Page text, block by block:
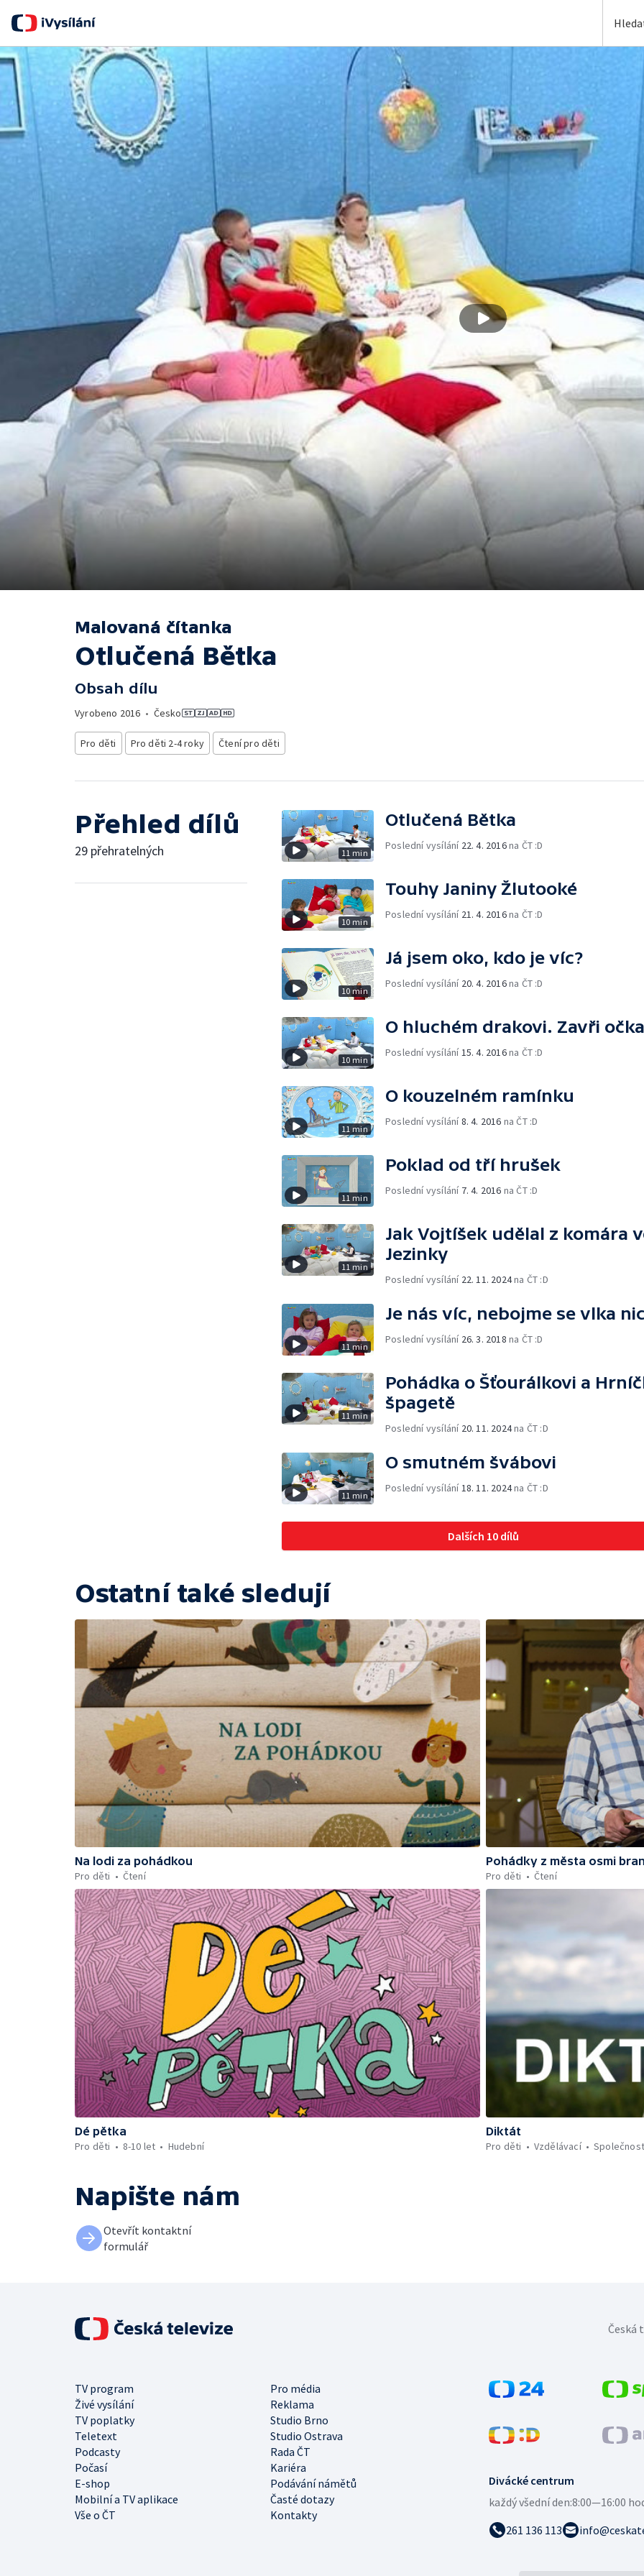
Malovaná čítanka
Otlučená Bětka
Obsah dílu
Vyrobeno 2016 • Česko
Pro děti Pro děti 2-4 roky Čtení pro děti
Přehled dílů
29 přehratelných 11 min
Otlučená Bětka
Poslední vysílání 22. 4. 2016na ČT :D
10 min
Touhy Janiny Žlutooké
Poslední vysílání 21. 4. 2016na ČT :D
10 min
Já jsem oko, kdo je víc?
Poslední vysílání 20. 4. 2016na ČT :D
10 min
O hluchém drakovi. Zavři očka
Poslední vysílání15. 4. 2016na ČT :D
11 min
O kouzelném ramínku
Poslední vysílání8. 4. 2016 na ČT :D
11 min
Poklad od tří hrušek
Poslední vysílání 7. 4. 2016 na ČT :D
11 min
Jak Vojtíšek udělal z komára
Jezinky
Poslední vysílání 22. 11. 2024na ČT :D
11 min
Je nás víc, nebojme se vlka
Poslední vysílání 26. 3. 2018 na ČT :D
11 min
Pohádka o Šťourálkovi a
špagetě
Poslední vysílání 20. 11. 2024na ČT :D
11 min
O smutném švábovi
Poslední vysílání18. 11. 2024na ČT :D
Dalších 10 dílů
Ostatní také sledují
Na lodi za pohádkou
Pro děti
Čtení
Pohádky z města osmi
Pro děti
Čtení
Dé pětka
Pro děti
8-10 let Hudební
Diktát
Pro děti
Vzdělávací
Napište nám
Otevřít kontaktní
formulář
Divácké centrum
každý všední den:8:00—16:00
261 136 113
TV program
Pro média
Živé vysílání
Reklama
TV poplatky
Studio Brno
Teletext
Studio Ostrava
Podcasty
Rada ČT
Počasí
Kariéra
E-shop
Podávání námětů
Mobilní a TV aplikace
Časté dotazy
Vše o ČT
Kontakty
Česká